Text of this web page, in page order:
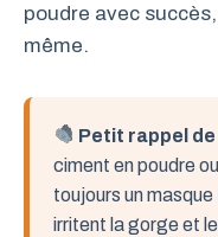
poudre avec
même.
Petit rappel de
ciment en poudre
toujours un
irritent la gorge et